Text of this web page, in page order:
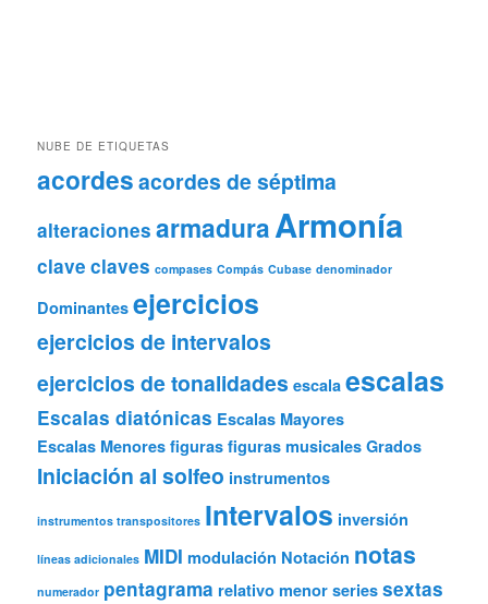
NUBE DE ETIQUETAS
acordesacordes de séptima
alteraciones armaduraArmonía
clave claves compases Compás Cubase denominador
Dominantes ejercicios
ejercicios de intervalos
ejercicios de tonalidades escala escalas
Escalas diatónicas Escalas Mayores
Escalas Menores figuras figuras musicales Grados
Iniciación al solfeo instrumentos
instrumentos transpositores Intervalos inversión
líneas adicionales MIDI modulación Notación notas
numerador pentagrama relativo menor series sextas